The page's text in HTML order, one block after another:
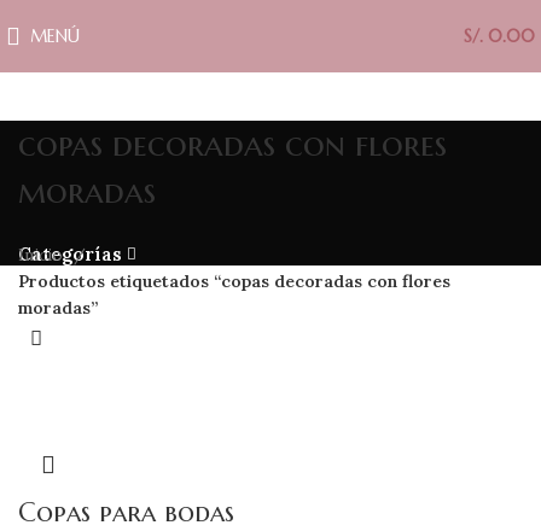
MENÚ S/. 0.00
copas decoradas con flores
moradas
Categorías
Inicio
Productos etiquetados “copas decoradas con flores
moradas”
Copas para bodas